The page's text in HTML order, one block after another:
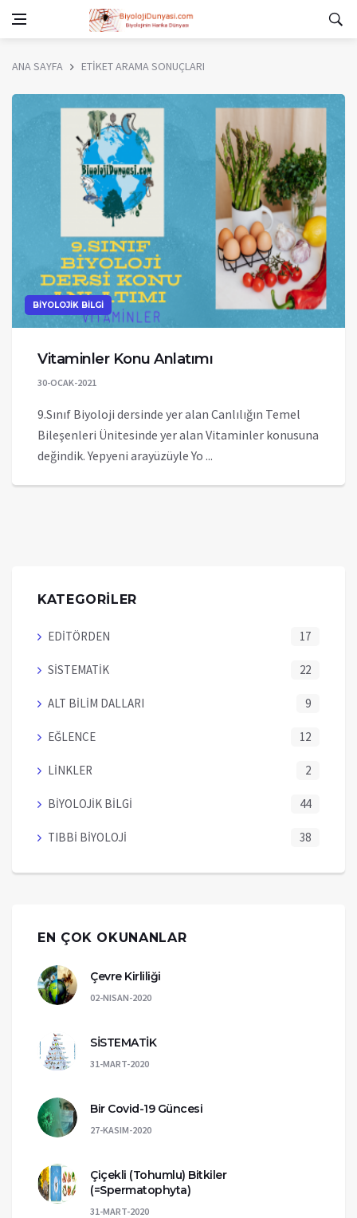
ANA SAYFA ETİKET ARAMA SONUÇLARI
BİYOLOJİK BİLGİ
Vitaminler Konu Anlatımı
30-OCAK-2021
9.Sınıf Biyoloji dersinde yer alan Canlılığın Temel
Bileşenleri Ünitesinde yer alan Vitaminler konusuna
değindik. Yepyeni arayüzüyle Yo ...
KATEGORİLER
EDİTÖRDEN 17
SİSTEMATİK 22
ALT BİLİM DALLARI 9
EĞLENCE 12
LİNKLER 2
BİYOLOJİK BİLGİ 44
TIBBİ BİYOLOJİ 38
EN ÇOK OKUNANLAR
Çevre Kirliliği
02-NISAN-2020
SİSTEMATİK
31-MART-2020
Bir Covid-19 Güncesi
27-KASIM-2020
Çiçekli (Tohumlu) Bitkiler
(=Spermatophyta)
31-MART-2020